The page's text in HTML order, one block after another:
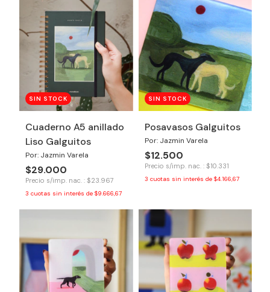
SIN STOCK
Cuaderno A5 anillado
Liso Galguitos
Por: Jazmin Varela
$29.000
Precio s/imp. nac. : $23.967
3 cuotas sin interés de $9.666,67
SIN STOCK
Posavasos Galguitos
Por: Jazmin Varela
$12.500
Precio s/imp. nac. : $10.331
3 cuotas sin interés de $4.166,67